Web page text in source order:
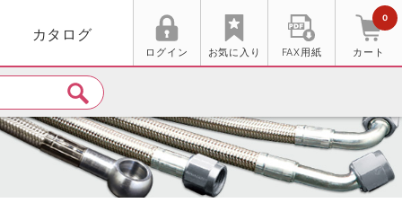
カタログ
ログイン お気に入り FAX用紙 カート
0